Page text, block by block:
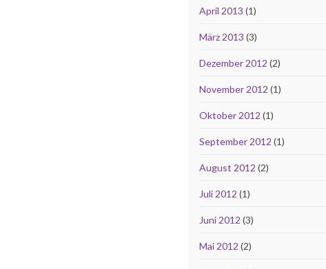
April 2013 (1)
März 2013 (3)
Dezember 2012 (2)
November 2012 (1)
Oktober 2012 (1)
September 2012 (1)
August 2012 (2)
Juli 2012 (1)
Juni 2012 (3)
Mai 2012 (2)